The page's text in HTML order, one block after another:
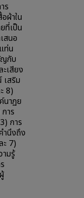
ร
ผ้าใน
ที่เป็น
สนอ
ท่น
ญกับ
เสียง
เสริม
8)
นาฏย
าร
การ
ำนึงถึง
7)
ามรู้